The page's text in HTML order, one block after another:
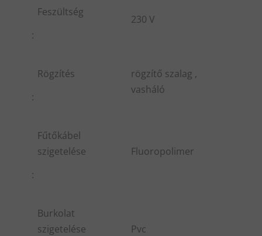
Feszültség
:
230 V
Rögzítés
:
rögzítő szalag ,
vasháló
Fűtőkábel
szigetelése
:
Fluoropolimer
Burkolat
szigetelése
Pvc